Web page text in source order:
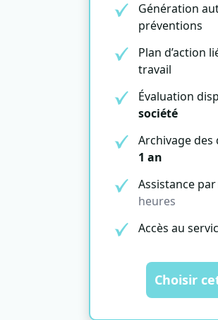
Génération
préventions
Plan d’action
travail
Évaluation
société
Archivage
1 an
Assistance
heures
Accès au
Choisir